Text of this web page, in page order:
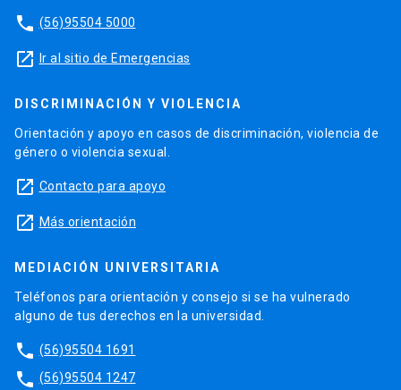
phone (56)95504 5000
launch Ir al sitio de Emergencias
DISCRIMINACIÓN Y VIOLENCIA
Orientación y apoyo en casos de discriminación, violencia de
género o violencia sexual.
launch Contacto para apoyo
launch Más orientación
MEDIACIÓN UNIVERSITARIA
Teléfonos para orientación y consejo si se ha vulnerado
alguno de tus derechos en la universidad.
phone (56)95504 1691
phone (56)95504 1247